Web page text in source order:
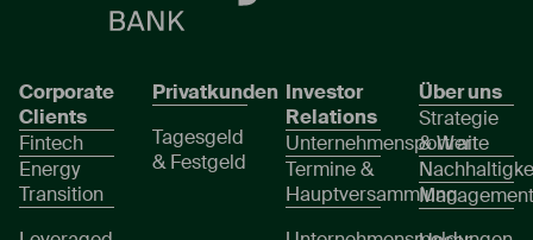
Corporate
Clients
Fintech
Energy
Transition
Privatkunden
Tagesgeld
& Festgeld
Investor
Relations
Unternehmensportrait
Termine &
Hauptversammlung
Über uns
Strategie
& Werte
Management